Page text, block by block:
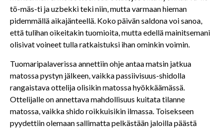
tö-mäs-ti ja uzbekki teki niin, mutta varmaan hieman
pidemmällä aikajänteellä. Koko päivän saldona voi sanoa,
että tulihan oikeitakin tuomioita, mutta edellä mainitsemani
olisivat voineet tulla ratkaistuksi ihan ominkin voimin.
Tuomaripalaverissa annettiin ohje antaa matsin jatkua
matossa pystyn jälkeen, vaikka passiivisuus-shidolla
rangaistava ottelija olisikin matossa hyökkäämässä.
Ottelijalle on annettava mahdollisuus kuitata tilanne
matossa, vaikka shido roikkuisikin ilmassa. Toisekseen
pyydettiin olemaan sallimatta pelkästään jaloilla päästä